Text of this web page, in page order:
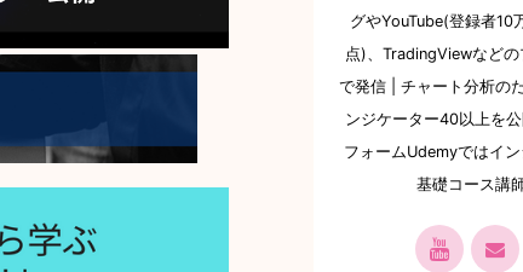
グやYouTube(登録者10
点)、TradingViewなど
で発信 | チャート分析の
ンジケーター40以上を
フォームUdemyではイ
基礎コース講